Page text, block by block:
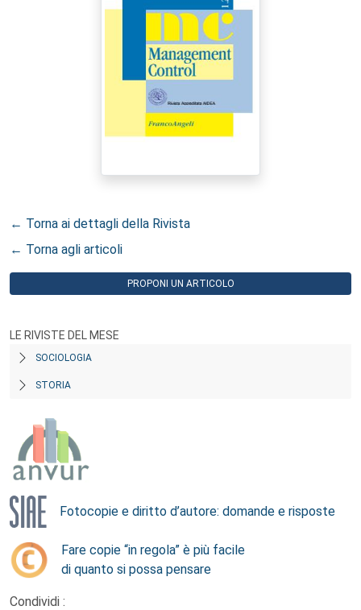
← Torna ai dettagli della Rivista
← Torna agli articoli
PROPONI UN ARTICOLO
LE RIVISTE DEL MESE
SOCIOLOGIA
STORIA
Fotocopie e diritto d’autore: domande e risposte
Fare copie “in regola” è più facile
di quanto si possa pensare
Condividi :